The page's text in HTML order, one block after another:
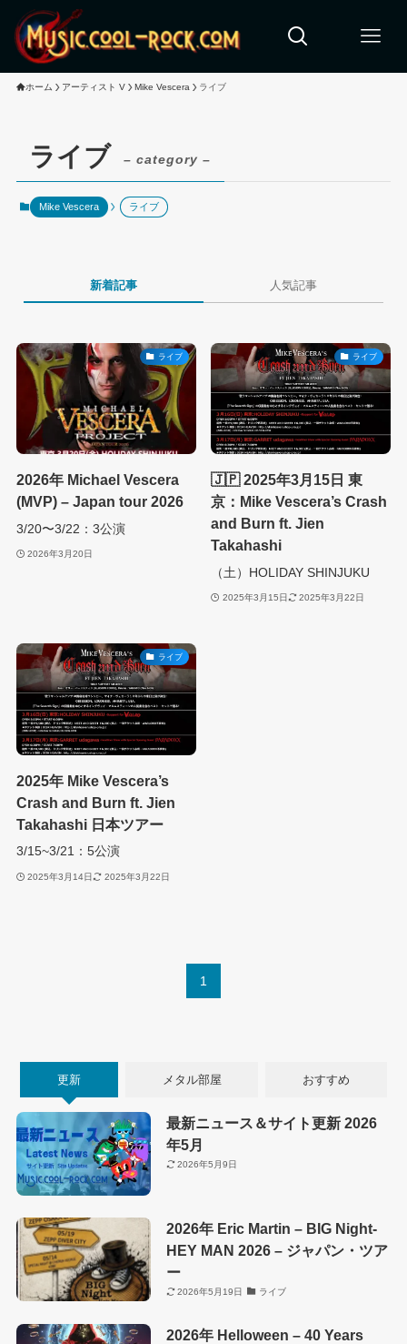
ホーム アーティスト V Mike Vescera ライブ
ライブ – category –
Mike Vescera ライブ
新着記事 人気記事
ライブ
2026年 Michael Vescera
(MVP) – Japan tour 2026
3/20〜3/22：3公演
2026年3月20日
ライブ
🇯🇵 2025年3月15日 東
京：Mike Vescera’s Crash
and Burn ft. Jien
Takahashi
（土）HOLIDAY SHINJUKU
2025年3月15日 2025年3月22日
ライブ
2025年 Mike Vescera’s
Crash and Burn ft. Jien
Takahashi 日本ツアー
3/15~3/21：5公演
2025年3月14日 2025年3月22日
1
更新 メタル部屋 おすすめ
最新ニュース＆サイト更新 2026
年5月
2026年5月9日
2026年 Eric Martin – BIG Night-
HEY MAN 2026 – ジャパン・ツア
ー
2026年5月19日 ライブ
2026年 Helloween – 40 Years